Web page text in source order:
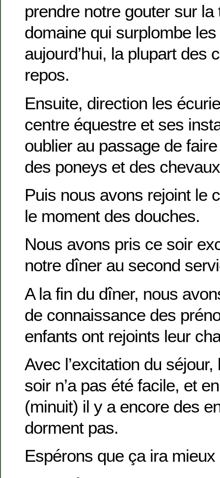
prendre notre gouter sur la
domaine qui surplombe
aujourd’hui, la plupart des
repos.
Ensuite, direction les
centre équestre et ses
oublier au passage de
des poneys et des
Puis nous avons rejoint le
le moment des douches.
Nous avons pris ce soir
notre dîner au second
A la fin du dîner, nous
de connaissance des
enfants ont rejoints leur
Avec l’excitation du
soir n’a pas été facile, et
(minuit) il y a encore des
dorment pas.
Espérons que ça ira mieux